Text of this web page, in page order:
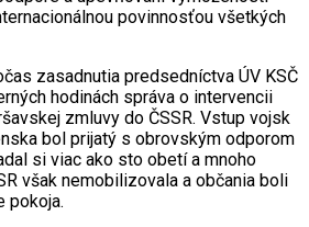
povinnosťou všetkých
zasadnutia predsedníctva ÚV KSČ
hodinách správa o intervencii
zmluvy do ČSSR. Vstup vojsk
bol prijatý s obrovským odporom
si viac ako sto obetí a mnoho
však nemobilizovala a občania boli
pokoja.